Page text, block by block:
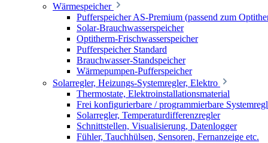
Wärmespeicher
Pufferspeicher AS-Premium (passend zum
Solar-Brauchwasserspeicher
Optitherm-Frischwasserspeicher
Pufferspeicher Standard
Brauchwasser-Standspeicher
Wärmepumpen-Pufferspeicher
Solarregler, Heizungs-Systemregler, Elektro
Thermostate, Elektroinstallationsmaterial
Frei konfigurierbare / programmierbare
Solarregler, Temperaturdifferenzregler
Schnittstellen, Visualisierung, Datenlogger
Fühler, Tauchhülsen, Sensoren, Fernanzeige etc.